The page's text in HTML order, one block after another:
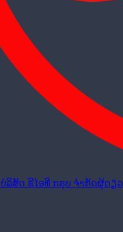
ບໍລິສັດ ຊີໄອທີ ກຣຸບ ຈຳກັດຜູ້ດຽວ